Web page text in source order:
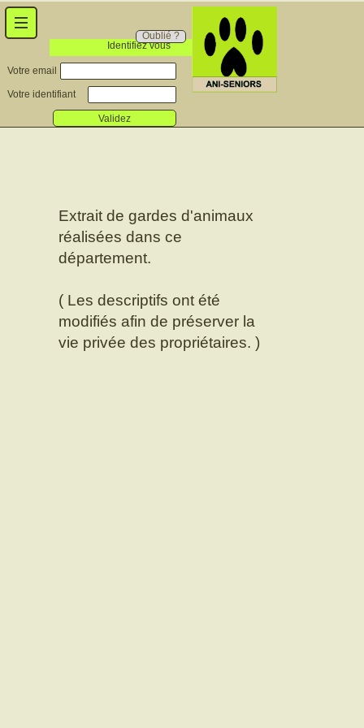
Identifiez vous
Oublié ?
Votre email
Votre identifiant
Validez
Extrait de gardes d'animaux
réalisées dans ce
département.
( Les descriptifs ont été
modifiés afin de préserver la
vie privée des propriétaires. )